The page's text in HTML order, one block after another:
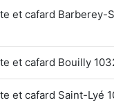
et cafard Barberey-
et cafard Bouilly
et cafard Saint-Lyé